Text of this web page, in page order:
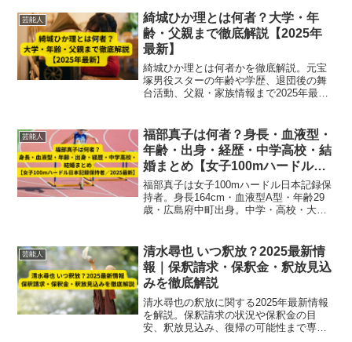
芸能人
綺城ひか理とは何者？大学・年
齢・父親まで徹底解説【2025年
最新】
綺城ひか理とは何者かを徹底解説。元宝
塚男役スターの年齢や学歴、退団後の舞
台活動、父親・家族情報まで2025年最新
芸能人
福部真子は何者？身長・血液型・
年齢・出身・経歴・中学高校・結
婚まとめ【女子100mハードル日
本記録保持者／2025最新】
福部真子は女子100mハードル日本記録保
持者。身長164cm・血液型A型・年齢29
歳・広島府中町出身。中学・高校・大学
女子ハードル界のエース。
芸能人
清水尋也 いつ釈放？2025最新情
報｜保釈請求・保釈金・釈放見込
みを徹底解説
清水尋也の釈放に関する2025年最新情報
を解説。保釈請求の状況や保釈金の目
安、釈放見込み、復帰の可能性まで専門